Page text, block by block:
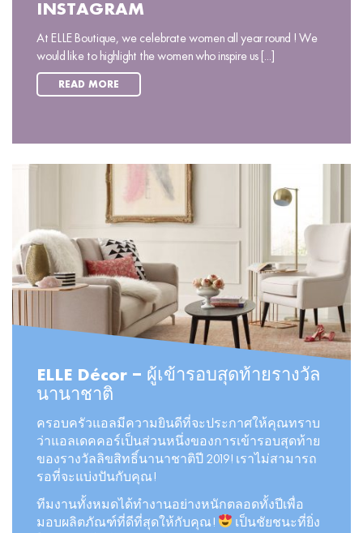
INSTAGRAM
At ELLE Boutique, we celebrate women all year round ! We
would like to highlight the women who inspire us [...]
READ MORE
ELLE Décor – ผู้เข้ารอบสุดท้ายรางวัล
นานาชาติ
ครอบครัวแอลมีความยินดีที่จะประกาศให้คุณทราบ
ว่าแอลเดคคอร์เป็นส่วนหนึ่งของการเข้ารอบสุดท้าย
ของรางวัลลิขสิทธิ์นานาชาติปี 2019! เราไม่สามารถ
รอที่จะแบ่งปันกับคุณ!
ทีมงานทั้งหมดได้ทำงานอย่างหนักตลอดทั้งปีเพื่อ
มอบผลิตภัณฑ์ที่ดีที่สุดให้กับคุณ!
เป็นชัยชนะที่ยิ่ง